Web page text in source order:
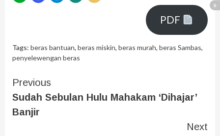
PDF
Tags: beras bantuan, beras miskin, beras murah, beras Sambas,
penyelewengan beras
Previous
Sudah Sebulan Hulu Mahakam ‘Dihajar’
Banjir
Next